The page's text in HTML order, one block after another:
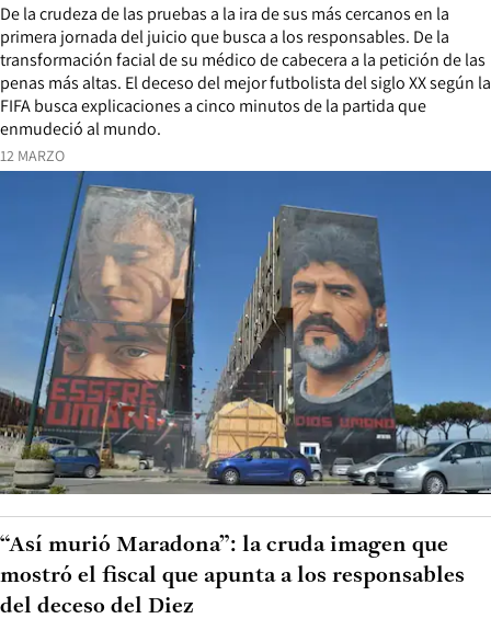
12 MARZO
De la crudeza de las pruebas a la ira de sus más cercanos en la
primera jornada del juicio que busca a los responsables. De la
transformación facial de su médico de cabecera a la petición de las
penas más altas. El deceso del mejor futbolista del siglo XX según la
FIFA busca explicaciones a cinco minutos de la partida que
enmudeció al mundo.
“Así murió Maradona”: la cruda imagen que
mostró el fiscal que apunta a los responsables
del deceso del Diez